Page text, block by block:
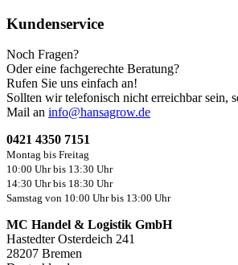
Kundenservice
Noch Fragen?
Oder eine fachgerechte Beratung?
Rufen Sie uns einfach an!
Sollten wir telefonisch nicht erreichbar sein,
Mail an info@hansagrow.de
0421 4350 7151
Montag bis Freitag
10:00 Uhr bis 13:30 Uhr
14:30 Uhr bis 18:30 Uhr
Samstag von 10:00 Uhr bis 13:00 Uhr
MC Handel & Logistik GmbH
Hastedter Osterdeich 241
28207 Bremen